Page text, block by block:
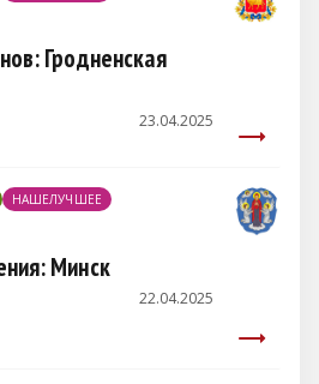
Гродненская
23.04.2025
НАШЕЛУЧШЕЕ
Минск
22.04.2025